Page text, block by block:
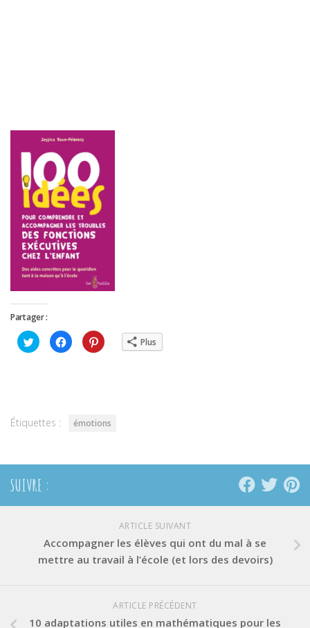
Partager :
Cliquez
pour
partager
Cliquez
pour
partager
Cliquez
pour Plus
Étiquettes : émotions
SUIVRE :
ARTICLE SUIVANT
Accompagner les élèves qui ont du mal à se
mettre au travail à l’école (et lors des devoirs)
ARTICLE PRÉCÉDENT
10 adaptations utiles en mathématiques pour les